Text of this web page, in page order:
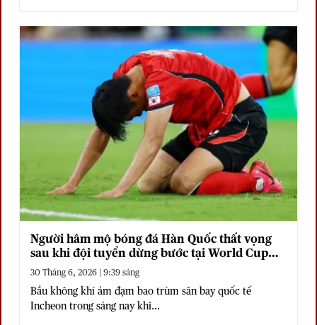
Người hâm mộ bóng đá Hàn Quốc thất vọng
sau khi đội tuyển dừng bước tại World Cup
2026
30 Tháng 6, 2026 | 9:39 sáng
Bầu không khí ảm đạm bao trùm sân bay quốc tế
Incheon trong sáng nay khi...